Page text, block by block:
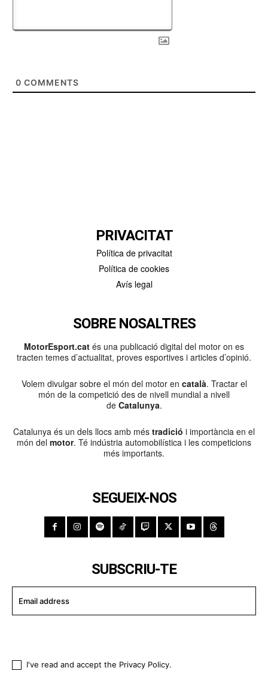
0 COMMENTS
PRIVACITAT
Política de privacitat
Política de cookies
Avís legal
SOBRE NOSALTRES
MotorEsport.cat és una publicació digital del motor on es
tracten temes d’actualitat, proves esportives i articles d’opinió.
Volem divulgar sobre el món del motor en català. Tractar el
món de la competició des de nivell mundial a nivell
de Catalunya.
Catalunya és un dels llocs amb més tradició i importància en el
món del motor. Té indústria automobilística i les competicions
més importants.
SEGUEIX-NOS
SUBSCRIU-TE
I've read and accept the Privacy Policy.